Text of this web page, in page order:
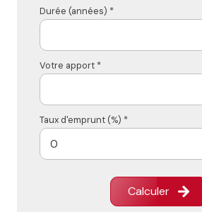
Durée (années) *
Votre apport *
Taux d'emprunt (%) *
Calculer